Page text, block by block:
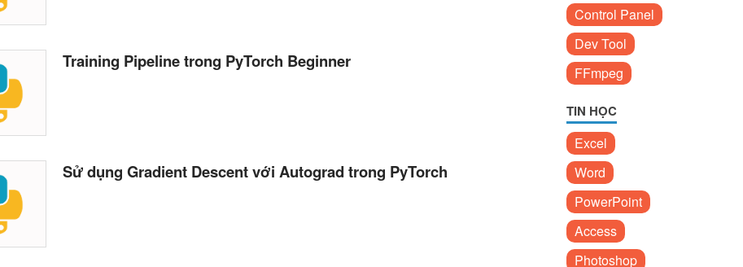
Training Pipeline trong PyTorch Beginner
Sử dụng Gradient Descent với Autograd trong PyTorch
Control Panel
Dev Tool
FFmpeg
TIN HỌC
Excel
Word
PowerPoint
Access
Photoshop